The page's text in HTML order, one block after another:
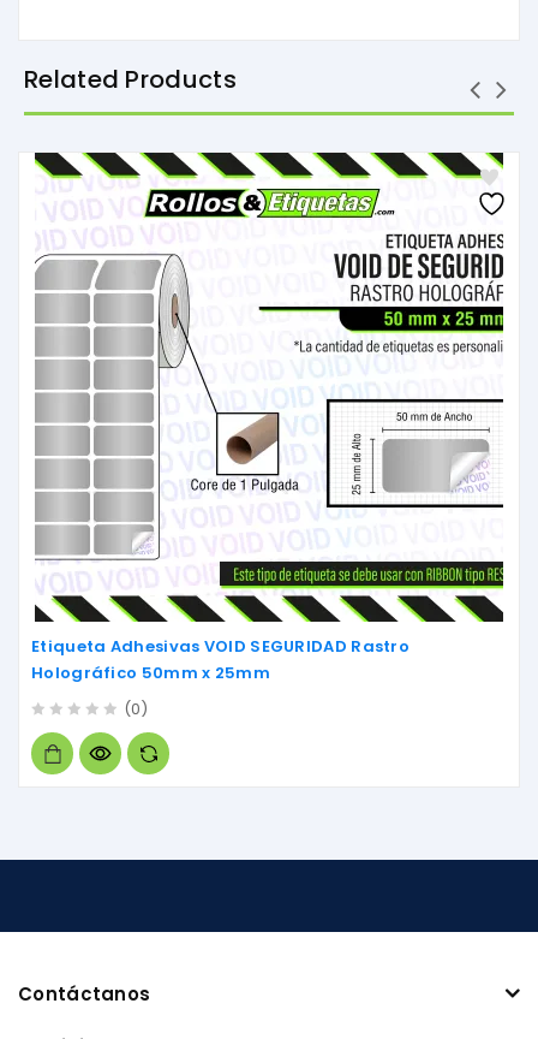
Related Products
Etiqueta Adhesivas VOID SEGURIDAD Rastro
Holográfico 50mm x 25mm
out
of
(0)
Contáctanos